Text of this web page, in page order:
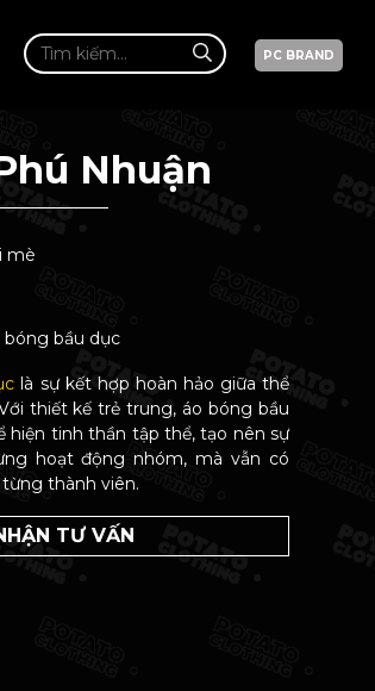
PC BRAND
Nhuận
mè
bóng bầu dục
là sự kết hợp hoàn hảo giữa thể
thiết kế trẻ trung, áo bóng bầu
hiện tinh thần tập thể, tạo nên sự
hoạt động nhóm, mà vẫn có
thành viên.
TƯ VẤN